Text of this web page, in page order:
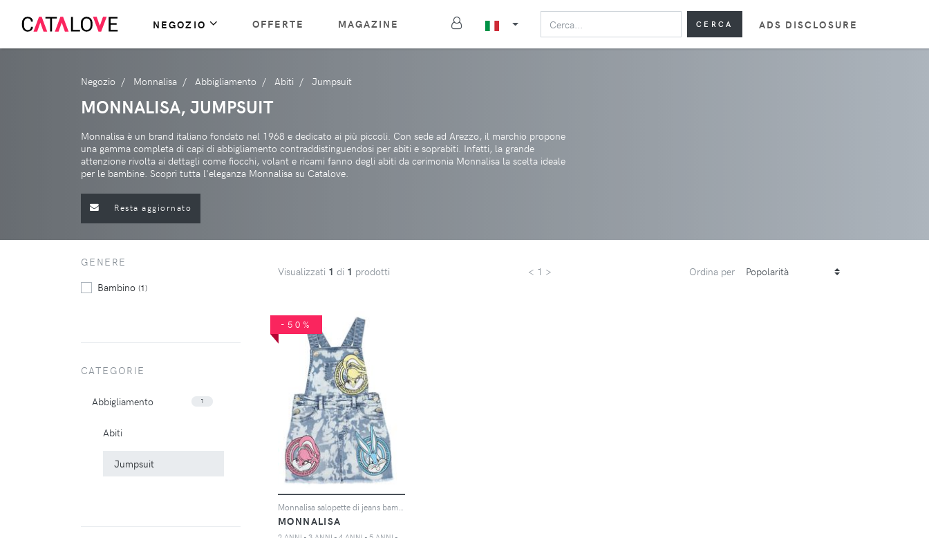
NEGOZIO OFFERTE MAGAZINE CERCA ADS DISCLOSURE
Negozio Monnalisa Abbigliamento Abiti Jumpsuit
MONNALISA, JUMPSUIT
Monnalisa è un brand italiano fondato nel 1968 e dedicato ai più piccoli. Con sede ad Arezzo, il marchio propone
una gamma completa di capi di abbigliamento contraddistinguendosi per abiti e soprabiti. Infatti, la grande
attenzione rivolta ai dettagli come fiocchi, volant e ricami fanno degli abiti da cerimonia Monnalisa la scelta ideale
per le bambine. Scopri tutta l'eleganza Monnalisa su Catalove.
Resta aggiornato
Visualizzati 1 di 1 prodotti < 1 > Ordina per
-50%
MONNALISA
GENERE
Bambino (1)
CATEGORIE
Abbigliamento 1
Abiti
Jumpsuit